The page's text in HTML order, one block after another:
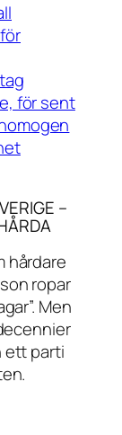
för sent
–
hårdare
ropar
Men
ett parti